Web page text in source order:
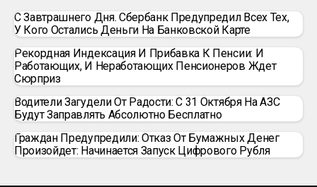
С Завтрашнего Дня. Сбербанк Предупредил Всех Тех,
У Кого Остались Деньги На Банковской Карте
Рекордная Индексация И Прибавка К Пенсии: И
Работающих, И Неработающих Пенсионеров Ждет
Сюрприз
Водители Загудели От Радости: С 31 Октября На АЗС
Будут Заправлять Абсолютно Бесплатно
Граждан Предупредили: Отказ От Бумажных Денег
Произойдет: Начинается Запуск Цифрового Рубля